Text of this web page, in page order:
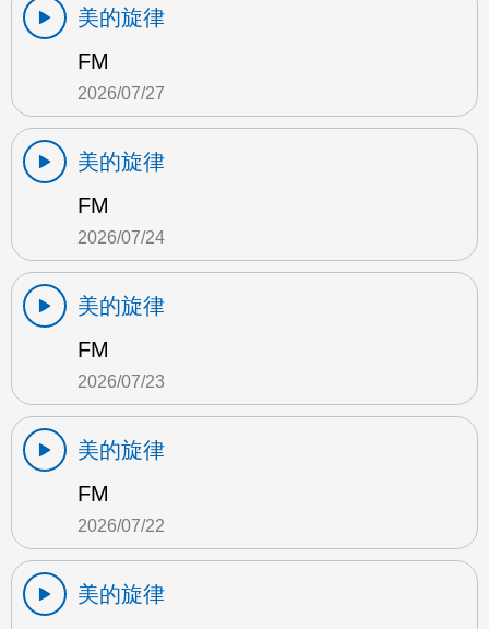
美的旋律
FM
2026/07/27
美的旋律
FM
2026/07/24
美的旋律
FM
2026/07/23
美的旋律
FM
2026/07/22
美的旋律